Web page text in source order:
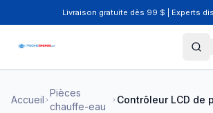
Livraison gratuite dès 99 $ | Experts
Accueil
Pièces
chauffe-eau